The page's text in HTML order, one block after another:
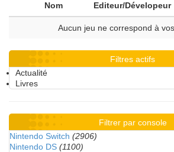
Nom Editeur/Dévelopeur
Aucun jeu ne correspond à
Filtres actifs
Actualité
Livres
Filtrer par console
Nintendo Switch (2906)
Nintendo DS (1100)